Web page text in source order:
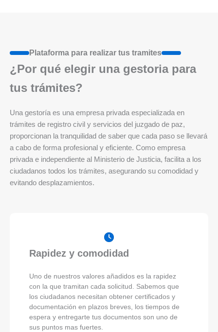
Plataforma para realizar tus tramites
¿Por qué elegir una gestoria para
tus trámites?
Una gestoría es una empresa privada especializada en
trámites de registro civil y servicios del juzgado de paz,
proporcionan la tranquilidad de saber que cada paso se llevará
a cabo de forma profesional y eficiente. Como empresa
privada e independiente al Ministerio de Justicia, facilita a los
ciudadanos todos los trámites, asegurando su comodidad y
evitando desplazamientos.
Rapidez y comodidad
Uno de nuestros valores añadidos es la rapidez
con la que tramitan cada solicitud. Sabemos que
los ciudadanos necesitan obtener certificados y
documentación en plazos breves, los tiempos de
espera y entregarte tus documentos son uno de
sus puntos mas fuertes.